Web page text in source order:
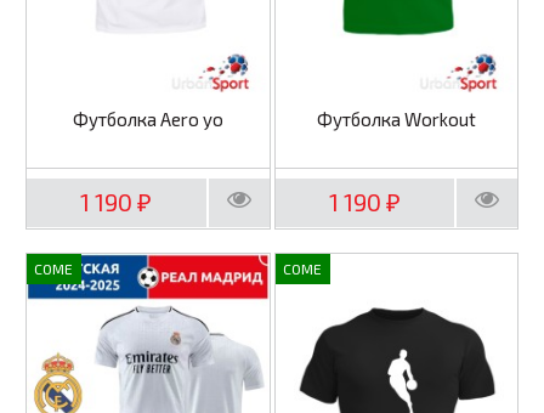
Футболка Aero yo
1 190₽
Футболка Workout
1 190 ₽
COME COME